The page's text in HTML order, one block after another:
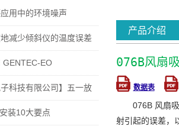
产品介绍
076B风扇
数据表
076B 风扇
射引起的误差，
用中的环境噪声
减少倾斜仪的温度误差
GENTEC-EO
子科技有限公司】五一放
装10大要点